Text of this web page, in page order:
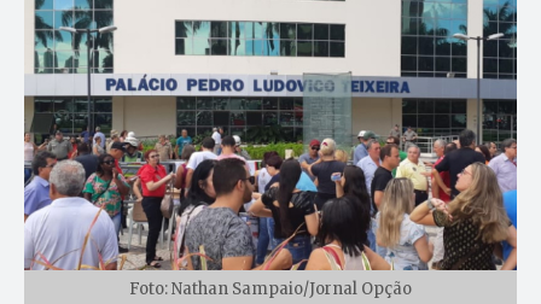
Foto: Nathan Sampaio/Jornal Opção